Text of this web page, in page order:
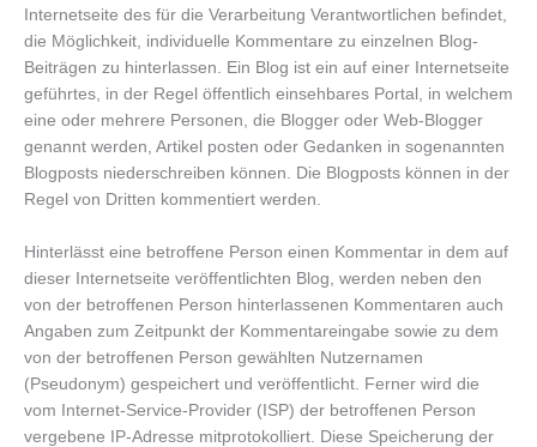
Internetseite des für die Verarbeitung Verantwortlichen befindet,
die Möglichkeit, individuelle Kommentare zu einzelnen Blog-
Beiträgen zu hinterlassen. Ein Blog ist ein auf einer Internetseite
geführtes, in der Regel öffentlich einsehbares Portal, in welchem
eine oder mehrere Personen, die Blogger oder Web-Blogger
genannt werden, Artikel posten oder Gedanken in sogenannten
Blogposts niederschreiben können. Die Blogposts können in der
Regel von Dritten kommentiert werden.
Hinterlässt eine betroffene Person einen Kommentar in dem auf
dieser Internetseite veröffentlichten Blog, werden neben den
von der betroffenen Person hinterlassenen Kommentaren auch
Angaben zum Zeitpunkt der Kommentareingabe sowie zu dem
von der betroffenen Person gewählten Nutzernamen
(Pseudonym) gespeichert und veröffentlicht. Ferner wird die
vom Internet-Service-Provider (ISP) der betroffenen Person
vergebene IP-Adresse mitprotokolliert. Diese Speicherung der